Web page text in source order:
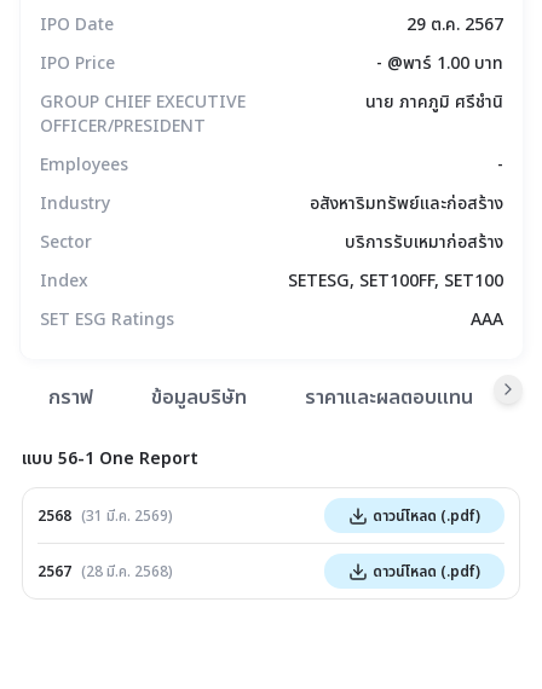
IPO Date
29 ต.ค. 2567
IPO Price
- @พาร์ 1.00 บาท
GROUP CHIEF EXECUTIVE
OFFICER/PRESIDENT
นาย ภาคภูมิ ศรีชำนิ
Employees
-
Industry
อสังหาริมทรัพย์และก่อสร้าง
Sector
บริการรับเหมาก่อสร้าง
Index
SETESG, SET100FF, SET100
SET ESG Ratings
AAA
กราฟ
ข้อมูลบริษัท ราคาและผลตอบแทน
แบบ 56-1 One Report
2568 (31 มี.ค. 2569) ดาวน์โหลด (.pdf)
2567 (28 มี.ค. 2568) ดาวน์โหลด (.pdf)